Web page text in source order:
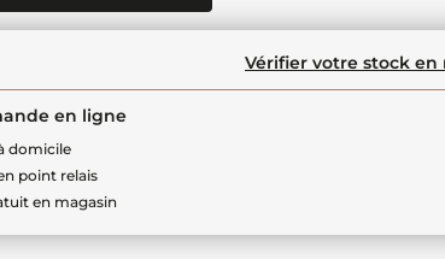
Vérifier votre stock en
en ligne
domicile
point relais
en magasin